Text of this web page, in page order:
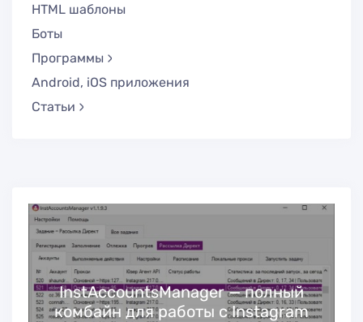
HTML шаблоны
Боты
Программы
Android, iOS приложения
Статьи
InstAccountsManager — полный
комбайн для работы с Instagram